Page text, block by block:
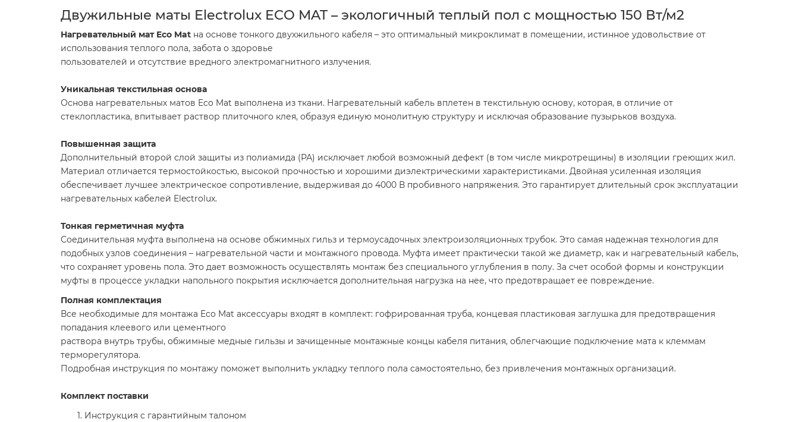
Двужильные маты Electrolux ECO MAT – экологичный теплый пол с мощностью 150 Вт/м2
Нагревательный мат Eco Mat на основе тонкого двухжильного кабеля – это оптимальный микроклимат в помещении, истинное удовольствие от
использования теплого пола, забота о здоровье
пользователей и отсутствие вредного электромагнитного излучения.
Уникальная текстильная основа
Основа нагревательных матов Eco Mat выполнена из ткани. Нагревательный кабель вплетен в текстильную основу, которая, в отличие от
стеклопластика, впитывает раствор плиточного клея, образуя единую монолитную структуру и исключая образование пузырьков воздуха.
Повышенная защита
Дополнительный второй слой защиты из полиамида (РА) исключает любой возможный дефект (в том числе микротрещины) в изоляции греющих жил.
Материал отличается термостойкостью, высокой прочностью и хорошими диэлектрическими характеристиками. Двойная усиленная изоляция
обеспечивает лучшее электрическое сопротивление, выдерживая до 4000 В пробивного напряжения. Это гарантирует длительный срок эксплуатации
нагревательных кабелей Electrolux.
Тонкая герметичная муфта
Соединительная муфта выполнена на основе обжимных гильз и термоусадочных электроизоляционных трубок. Это самая надежная технология для
подобных узлов соединения – нагревательной части и монтажного провода. Муфта имеет практически такой же диаметр, как и нагревательный кабель,
что сохраняет уровень пола. Это дает возможность осуществлять монтаж без специального углубления в полу. За счет особой формы и конструкции
муфты в процессе укладки напольного покрытия исключается дополнительная нагрузка на нее, что предотвращает ее повреждение.
Полная комплектация
Все необходимые для монтажа Eco Mat аксессуары входят в комплект: гофрированная труба, концевая пластиковая заглушка для предотвращения
попадания клеевого или цементного
раствора внутрь трубы, обжимные медные гильзы и зачищенные монтажные концы кабеля питания, облегчающие подключение мата к клеммам
терморегулятора.
Подробная инструкция по монтажу поможет выполнить укладку теплого пола самостоятельно, без привлечения монтажных организаций.
Комплект поставки
Инструкция с гарантийным талоном